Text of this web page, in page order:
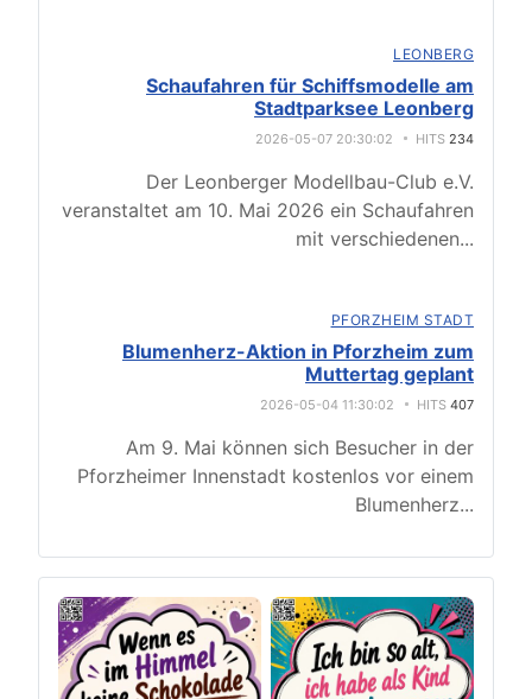
LEONBERG
Schaufahren für Schiffsmodelle am
Stadtparksee Leonberg
2026-05-07 20:30:02 HITS 234
Der Leonberger Modellbau-Club e.V.
veranstaltet am 10. Mai 2026 ein Schaufahren
mit verschiedenen...
PFORZHEIM STADT
Blumenherz-Aktion in Pforzheim zum
Muttertag geplant
2026-05-04 11:30:02 HITS 407
Am 9. Mai können sich Besucher in der
Pforzheimer Innenstadt kostenlos vor einem
Blumenherz...